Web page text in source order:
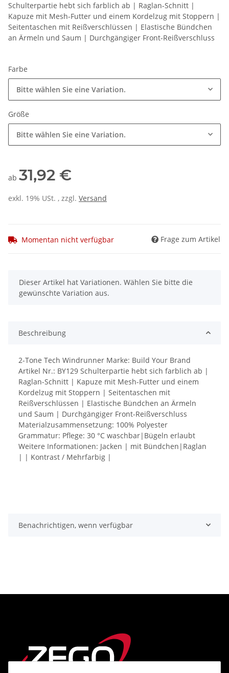
Schulterpartie hebt sich farblich ab | Raglan-Schnitt |
Kapuze mit Mesh-Futter und einem Kordelzug mit Stoppern |
Seitentaschen mit Reißverschlüssen | Elastische Bündchen
an Ärmeln und Saum | Durchgängiger Front-Reißverschluss
Farbe
Bitte wählen Sie eine Variation.
Größe
Bitte wählen Sie eine Variation.
ab 31,92 €
exkl. 19% USt. , zzgl. Versand
Momentan nicht verfügbar Frage zum Artikel
x
Dieser Artikel hat Variationen. Wählen Sie bitte die
gewünschte Variation aus.
Beschreibung
2-Tone Tech Windrunner Marke: Build Your Brand
Artikel Nr.: BY129 Schulterpartie hebt sich farblich ab |
Raglan-Schnitt | Kapuze mit Mesh-Futter und einem
Kordelzug mit Stoppern | Seitentaschen mit
Reißverschlüssen | Elastische Bündchen an Ärmeln
und Saum | Durchgängiger Front-Reißverschluss
Materialzusammensetzung: 100% Polyester
Grammatur: Pflege: 30 °C waschbar|Bügeln erlaubt
Weitere Informationen: Jacken | mit Bündchen|Raglan
| | Kontrast / Mehrfarbig |
Benachrichtigen, wenn verfügbar